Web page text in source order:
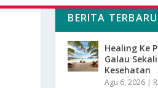
BERITA TERBARU
Healing Ke
Galau
Kesehatan
Agu 6, 2026 |